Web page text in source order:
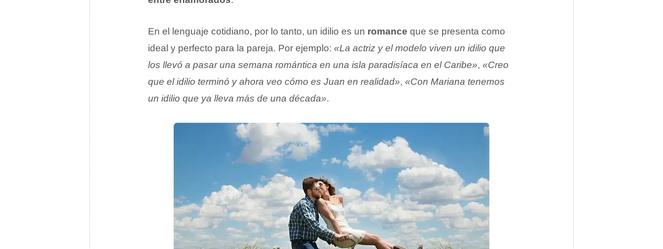
En el lenguaje cotidiano, por lo tanto, un idilio es un romance que se presenta como
ideal y perfecto para la pareja. Por ejemplo: «La actriz y el modelo viven un idilio que
los llevó a pasar una semana romántica en una isla paradisíaca en el Caribe», «Creo
que el idilio terminó y ahora veo cómo es Juan en realidad», «Con Mariana tenemos
un idilio que ya lleva más de una década».